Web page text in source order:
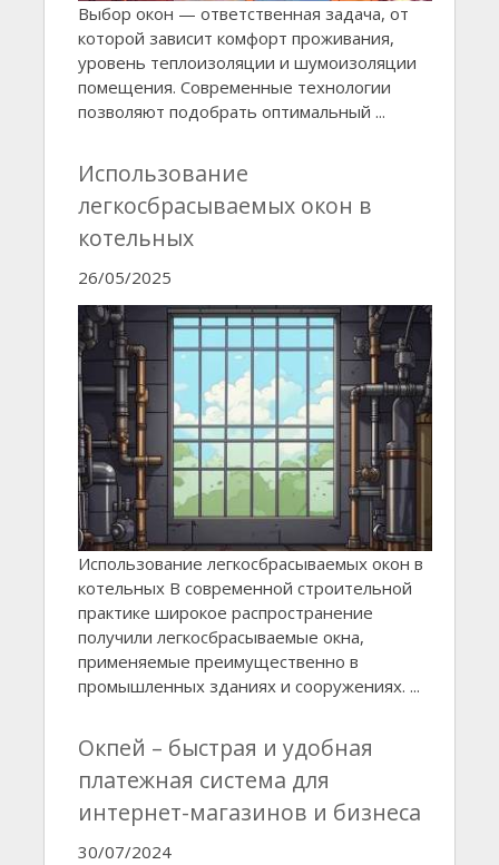
Выбор окон — ответственная задача, от
которой зависит комфорт проживания,
уровень теплоизоляции и шумоизоляции
помещения. Современные технологии
позволяют подобрать оптимальный ...
Использование
легкосбрасываемых окон в
котельных
26/05/2025
Использование легкосбрасываемых окон в
котельных В современной строительной
практике широкое распространение
получили легкосбрасываемые окна,
применяемые преимущественно в
промышленных зданиях и сооружениях. ...
Окпей – быстрая и удобная
платежная система для
интернет-магазинов и бизнеса
30/07/2024